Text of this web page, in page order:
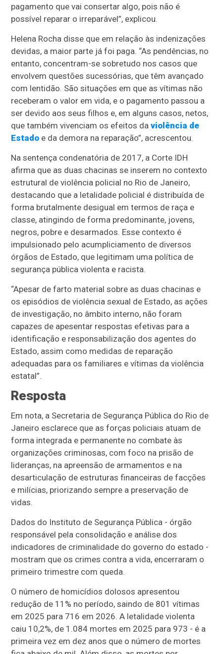
pagamento que vai consertar algo, pois não é
possível reparar o irreparável”, explicou.
Helena Rocha disse que em relação às indenizações
devidas, a maior parte já foi paga. “As pendências, no
entanto, concentram-se sobretudo nos casos que
envolvem questões sucessórias, que têm avançado
com lentidão. São situações em que as vítimas não
receberam o valor em vida, e o pagamento passou a
ser devido aos seus filhos e, em alguns casos, netos,
que também vivenciam os efeitos daviolência de
Estado e da demora na reparação”, acrescentou.
Na sentença condenatória de 2017, a Corte IDH
afirma que as duas chacinas se inserem no contexto
estrutural de violência policial no Rio de Janeiro,
destacando que a letalidade policial é distribuída de
forma brutalmente desigual em termos de raça e
classe, atingindo de forma predominante, jovens,
negros, pobre e desarmados. Esse contexto é
impulsionado pelo acumpliciamento de diversos
órgãos de Estado, que legitimam uma política de
segurança pública violenta e racista.
“Apesar de farto material sobre as duas chacinas e
os episódios de violência sexual de Estado, as ações
de investigação, no âmbito interno, não foram
capazes de apesentar respostas efetivas para a
identificação e responsabilização dos agentes do
Estado, assim como medidas de reparação
adequadas para os familiares e vítimas da violência
estatal”.
Resposta
Em nota, a Secretaria de Segurança Pública do Rio de
Janeiro esclarece que as forças policiais atuam de
forma integrada e permanente no combate às
organizações criminosas, com foco na prisão de
lideranças, na apreensão de armamentos e na
desarticulação de estruturas financeiras de facções
e milícias, priorizando sempre a preservação de
vidas.
Dados do Instituto de Segurança Pública - órgão
responsável pela consolidação e análise dos
indicadores de criminalidade do governo do estado -
mostram que os crimes contra a vida, encerraram o
primeiro trimestre com queda.
O número de homicídios dolosos apresentou
redução de 11% no período, saindo de 801 vítimas
em 2025 para 716 em 2026. A letalidade violenta
caiu 10,2%, de 1.084 mortes em 2025 para 973 - é a
primeira vez em dez anos que o número de mortes